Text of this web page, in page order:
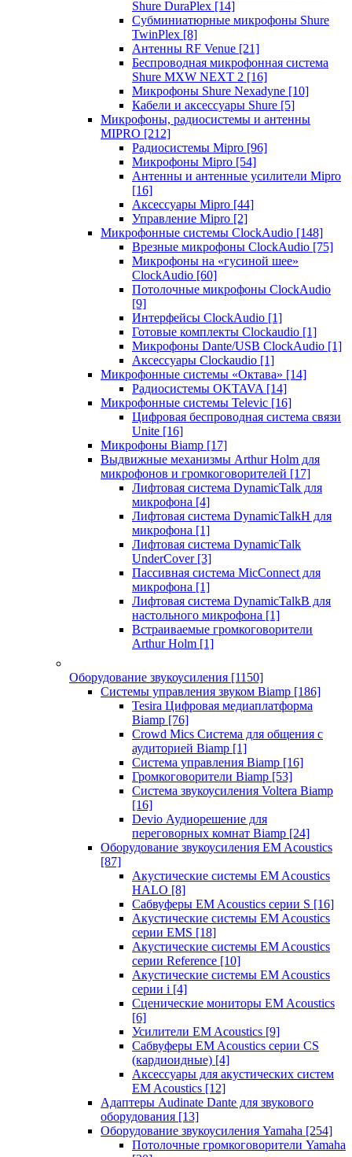
Shure DuraPlex [14]
Субминиатюрные микрофоны Shure
TwinPlex [8]
Антенны RF Venue [21]
Беспроводная микрофонная система
Shure MXW NEXT 2 [16]
Микрофоны Shure Nexadyne [10]
Кабели и аксессуары Shure [5]
Микрофоны, радиосистемы и антенны
MIPRO [212]
Радиосистемы Mipro [96]
Микрофоны Mipro [54]
Антенны и антенные усилители Mipro
[16]
Аксессуары Mipro [44]
Управление Mipro [2]
Микрофонные системы ClockAudio [148]
Врезные микрофоны ClockAudio [75]
Микрофоны на «гусиной шее»
ClockAudio [60]
Потолочные микрофоны ClockAudio
[9]
Интерфейсы ClockAudio [1]
Готовые комплекты Clockaudio [1]
Микрофоны Dante/USB ClockAudio [1]
Аксессуары Clockaudio [1]
Микрофонные системы «Октава» [14]
Радиосистемы OKTAVA [14]
Микрофонные системы Televic [16]
Цифровая беспроводная система связи
Unite [16]
Микрофоны Biamp [17]
Выдвижные механизмы Arthur Holm для
микрофонов и громкоговорителей [17]
Лифтовая система DynamicTalk для
микрофона [4]
Лифтовая система DynamicTalkH для
микрофона [1]
Лифтовая система DynamicTalk
UnderCover [3]
Пассивная система MicConnect для
микрофона [1]
Лифтовая система DynamicTalkB для
настольного микрофона [1]
Встраиваемые громкоговорители
Arthur Holm [1]
Оборудование звукоусиления [1150]
Системы управления звуком Biamp [186]
Tesira Цифровая медиаплатформа
Biamp [76]
Crowd Mics Система для общения с
аудиторией Biamp [1]
Система управления Biamp [16]
Громкоговорители Biamp [53]
Система звукоусиления Voltera Biamp
[16]
Devio Аудиорешение для
переговорных комнат Biamp [24]
Оборудование звукоусиления EM Acoustics
[87]
Акустические системы EM Acoustics
HALO [8]
Сабвуферы EM Acoustics серии S [16]
Акустические системы EM Acoustics
серии EMS [18]
Акустические системы EM Acoustics
серии Reference [10]
Акустические системы EM Acoustics
серии i [4]
Сценические мониторы EM Acoustics
[6]
Усилители EM Acoustics [9]
Сабвуферы EM Acoustics серии CS
(кардиоидные) [4]
Аксессуары для акустических систем
EM Acoustics [12]
Адаптеры Audinate Dante для звукового
оборудования [13]
Оборудование звукоусиления Yamaha [254]
Потолочные громкоговорители Yamaha